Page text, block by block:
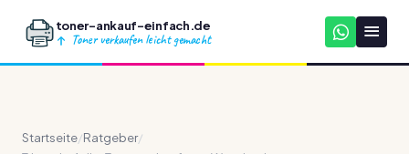
toner-ankauf-einfach.de
Toner verkaufen leicht gemacht
Startseite/Ratgeber/